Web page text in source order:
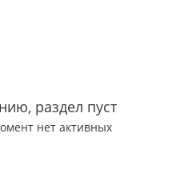
раздел пуст
нет активных